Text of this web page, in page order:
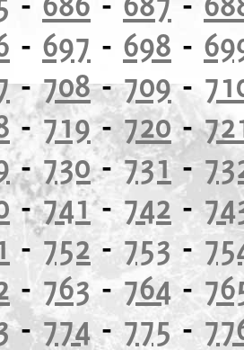
- 697 - 698 -
-708-709-
-719-720-
-730-731-
-741- 742 -
-752 - 753 -
-763 - 764 -
-774- 775-